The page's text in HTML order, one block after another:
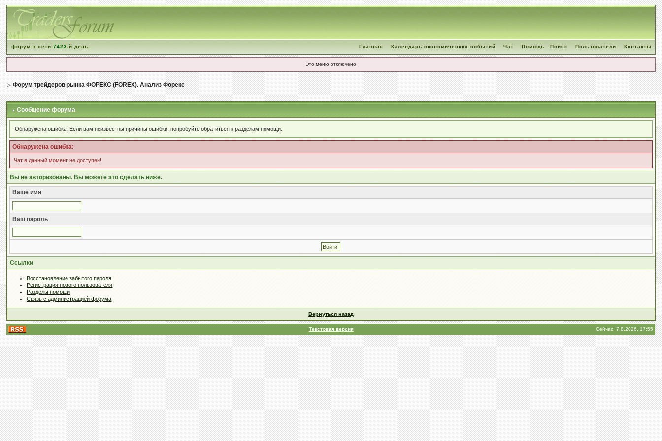
форум в сети7423-й день. Главная Календарь экономических событий Чат Помощь Поиск Пользователи Контакты
Это меню отключено
Форум трейдеров рынка ФОРЕКС (FOREX). Анализ Форекс
Сообщение форума
Обнаружена ошибка. Если вам неизвестны причины ошибки, попробуйте обратиться к разделам помощи.
Обнаружена ошибка:
Чат в данный момент не доступен!
Вы не авторизованы. Вы можете это сделать ниже.
Ваше имя
Ваш пароль
Ссылки
Восстановление забытого пароля
Регистрация нового пользователя
Разделы помощи
Связь с администрацией форума
Вернуться назад
Текстовая версия Сейчас: 7.8.2026, 17:55